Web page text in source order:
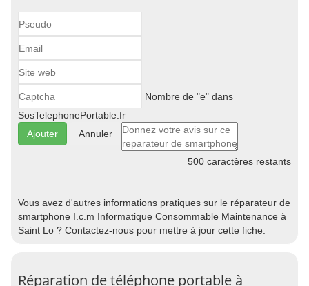
Nombre de "e" dans
SosTelephonePortable.fr
Annuler
500 caractères restants
Vous avez d'autres informations pratiques sur le réparateur de
smartphone I.c.m Informatique Consommable Maintenance à
Saint Lo ? Contactez-nous pour mettre à jour cette fiche.
Réparation de téléphone portable à